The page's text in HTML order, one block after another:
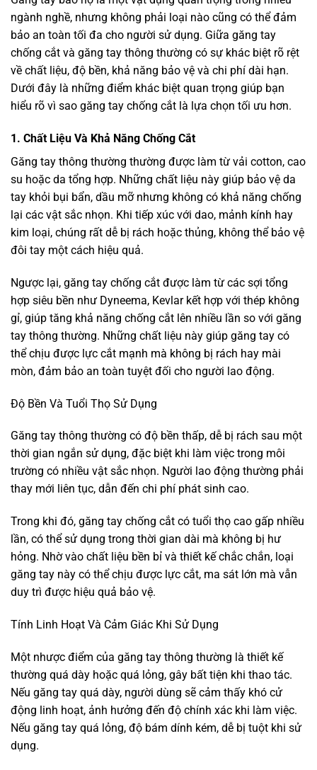
ngành nghề, nhưng không phải loại nào cũng có thể đảm
bảo an toàn tối đa cho người sử dụng. Giữa găng tay
chống cắt và găng tay thông thường có sự khác biệt rõ rệt
về chất liệu, độ bền, khả năng bảo vệ và chi phí dài hạn.
Dưới đây là những điểm khác biệt quan trọng giúp bạn
hiểu rõ vì sao găng tay chống cắt là lựa chọn tối ưu hơn.
1. Chất Liệu Và Khả Năng Chống Cắt
Găng tay thông thường thường được làm từ vải cotton, cao
su hoặc da tổng hợp. Những chất liệu này giúp bảo vệ da
tay khỏi bụi bẩn, dầu mỡ nhưng không có khả năng chống
lại các vật sắc nhọn. Khi tiếp xúc với dao, mảnh kính hay
kim loại, chúng rất dễ bị rách hoặc thủng, không thể bảo vệ
đôi tay một cách hiệu quả.
Ngược lại, găng tay chống cắt được làm từ các sợi tổng
hợp siêu bền như Dyneema, Kevlar kết hợp với thép không
gỉ, giúp tăng khả năng chống cắt lên nhiều lần so với găng
tay thông thường. Những chất liệu này giúp găng tay có
thể chịu được lực cắt mạnh mà không bị rách hay mài
mòn, đảm bảo an toàn tuyệt đối cho người lao động.
Độ Bền Và Tuổi Thọ Sử Dụng
Găng tay thông thường có độ bền thấp, dễ bị rách sau một
thời gian ngắn sử dụng, đặc biệt khi làm việc trong môi
trường có nhiều vật sắc nhọn. Người lao động thường phải
thay mới liên tục, dẫn đến chi phí phát sinh cao.
Trong khi đó, găng tay chống cắt có tuổi thọ cao gấp nhiều
lần, có thể sử dụng trong thời gian dài mà không bị hư
hỏng. Nhờ vào chất liệu bền bỉ và thiết kế chắc chắn, loại
găng tay này có thể chịu được lực cắt, ma sát lớn mà vẫn
duy trì được hiệu quả bảo vệ.
Tính Linh Hoạt Và Cảm Giác Khi Sử Dụng
Một nhược điểm của găng tay thông thường là thiết kế
thường quá dày hoặc quá lỏng, gây bất tiện khi thao tác.
Nếu găng tay quá dày, người dùng sẽ cảm thấy khó cử
động linh hoạt, ảnh hưởng đến độ chính xác khi làm việc.
Nếu găng tay quá lỏng, độ bám dính kém, dễ bị tuột khi sử
dụng.